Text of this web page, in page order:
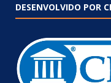
DESENVOLVIDO POR